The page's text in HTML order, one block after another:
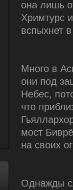
она лишь
Хримтурс
вспыхнет
Много в
они под
Небес,
что
мост
на своих
Однажды